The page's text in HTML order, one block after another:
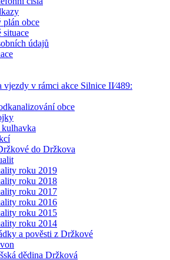
plán obce
situace
údajů
vjezdy v rámci akce Silnice II⁄489:
obce
do Držkova
roku 2019
roku 2018
roku 2017
roku 2016
roku 2015
roku 2014
a pověsti z Držkové
dědina Držková